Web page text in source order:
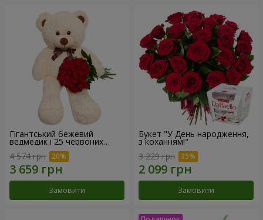
Гігантський бежевий
ведмедик і 25 червоних
троянд
4 574 грн
Замовити
Букет "У День народження,
з коханням!"
3 229 грн
Замовити